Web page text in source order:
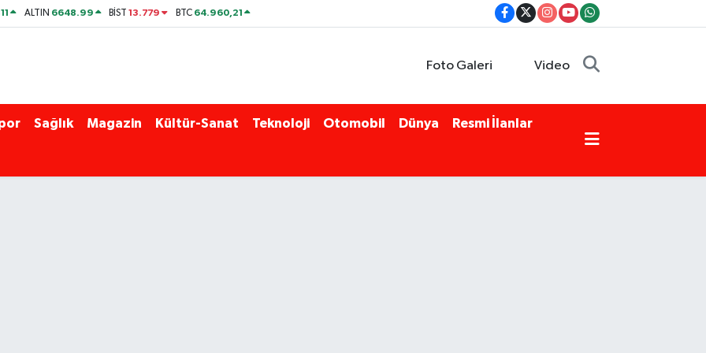
ALTIN 6648.99 BİST13.779 BTC 64.960,21
Foto Galeri Video
Sağlık Magazin Kültür-Sanat Teknoloji Otomobil Dünya Resmi İlanlar